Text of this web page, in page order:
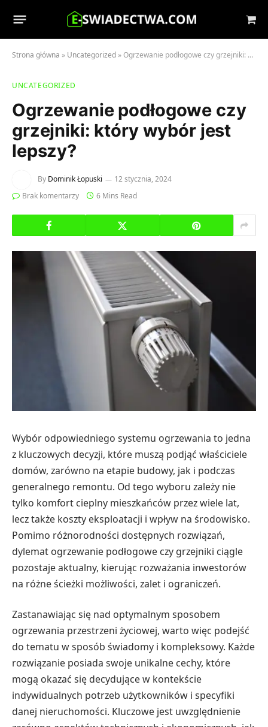
Cart
Strona główna » Uncategorized »Ogrzewanie podłogowe czy grzejniki: który wybór jest lepszy?
UNCATEGORIZED
Ogrzewanie podłogowe czy
grzejniki: który wybór jest
lepszy?
By Dominik Łopuski
12 stycznia, 2024
Brak komentarzy
6 Mins Read
Wybór odpowiedniego systemu ogrzewania to jedna
z kluczowych decyzji, które muszą podjąć właściciele
domów, zarówno na etapie budowy, jak i podczas
generalnego remontu. Od tego wyboru zależy nie
tylko komfort cieplny mieszkańców przez wiele lat,
lecz także koszty eksploatacji i wpływ na środowisko.
Pomimo różnorodności dostępnych rozwiązań,
dylemat ogrzewanie podłogowe czy grzejniki ciągle
pozostaje aktualny, kierując rozważania inwestorów
na różne ścieżki możliwości, zalet i ograniczeń.
Zastanawiając się nad optymalnym sposobem
ogrzewania przestrzeni życiowej, warto więc podejść
do tematu w sposób świadomy i kompleksowy. Każde
rozwiązanie posiada swoje unikalne cechy, które
mogą okazać się decydujące w kontekście
indywidualnych potrzeb użytkowników i specyfiki
danej nieruchomości. Kluczowe jest uwzględnienie